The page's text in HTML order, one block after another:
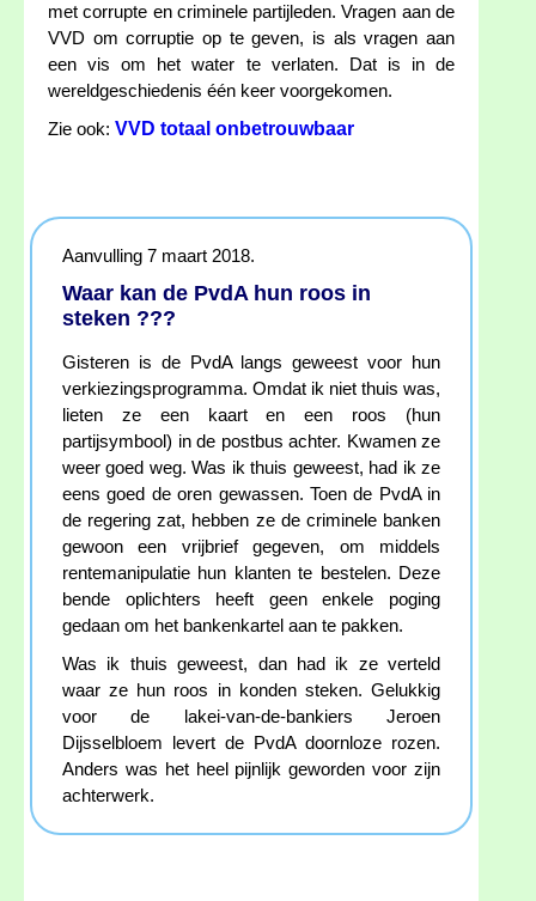
met corrupte en criminele partijleden. Vragen aan de
VVD om corruptie op te geven, is als vragen aan
een vis om het water te verlaten. Dat is in de
wereldgeschiedenis één keer voorgekomen.
Zie ook: VVD totaal onbetrouwbaar
Aanvulling 7 maart 2018.
Waar kan de PvdA hun roos in
steken ???
Gisteren is de PvdA langs geweest voor hun
verkiezingsprogramma. Omdat ik niet thuis was,
lieten ze een kaart en een roos (hun
partijsymbool) in de postbus achter. Kwamen ze
weer goed weg. Was ik thuis geweest, had ik ze
eens goed de oren gewassen. Toen de PvdA in
de regering zat, hebben ze de criminele banken
gewoon een vrijbrief gegeven, om middels
rentemanipulatie hun klanten te bestelen. Deze
bende oplichters heeft geen enkele poging
gedaan om het bankenkartel aan te pakken.
Was ik thuis geweest, dan had ik ze verteld
waar ze hun roos in konden steken. Gelukkig
voor de lakei-van-de-bankiers Jeroen
Dijsselbloem levert de PvdA doornloze rozen.
Anders was het heel pijnlijk geworden voor zijn
achterwerk.